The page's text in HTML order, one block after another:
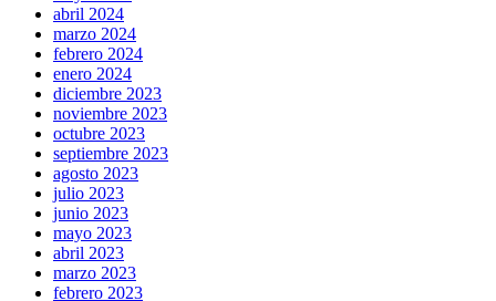
abril 2024
marzo 2024
febrero 2024
enero 2024
diciembre 2023
noviembre 2023
octubre 2023
septiembre 2023
agosto 2023
julio 2023
junio 2023
mayo 2023
abril 2023
marzo 2023
febrero 2023